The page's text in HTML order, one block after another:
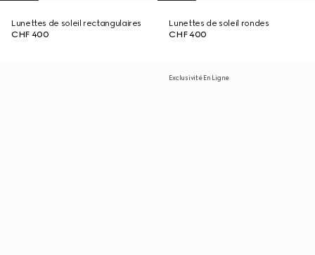
Lunettes de soleil rectangulaires
CHF 400
Lunettes de soleil rondes
CHF 400
Exclusivité En Ligne